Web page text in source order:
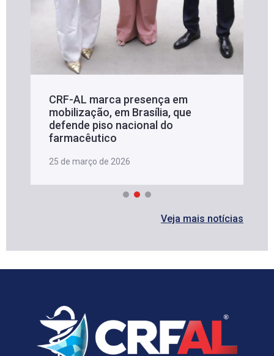
CRF-AL marca presença em
mobilização, em Brasília, que
defende piso nacional do
farmacêutico
25 de março de 2026
Veja mais notícias